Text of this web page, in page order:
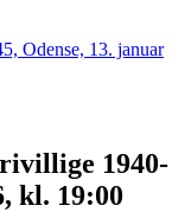
1940-
kl. 19:00